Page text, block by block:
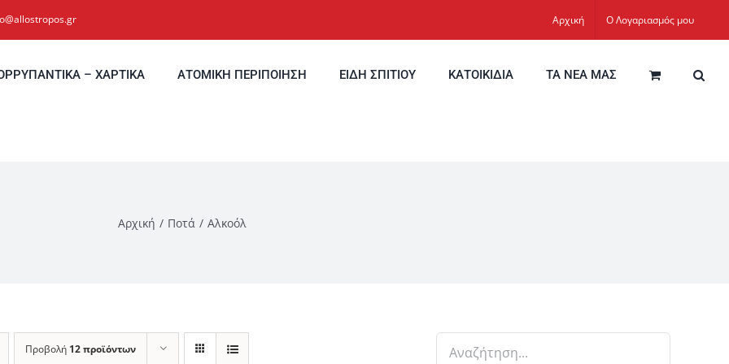
Αρχική Ο Λογαριασμός μου
– ΧΑΡΤΙΚΑ ΑΤΟΜΙΚΗ ΠΕΡΙΠΟΙΗΣΗ ΕΙΔΗ ΣΠΙΤΙΟΥ ΚΑΤΟΙΚΙΔΙΑ ΤΑ ΝΕΑ ΜΑΣ
Αρχική Ποτά Αλκοόλ
Προβολή 12 προϊόντων